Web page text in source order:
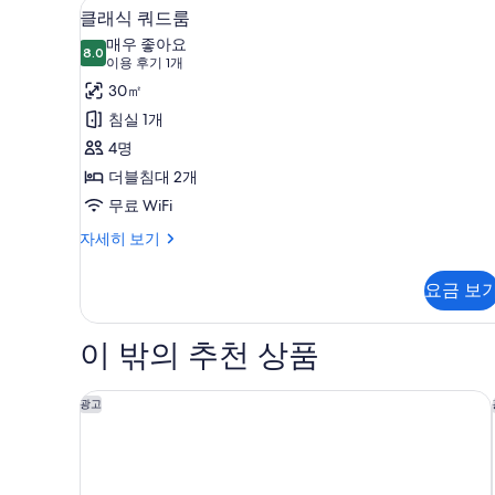
개,
창
문
없
음
사
진
모
두
룸,
블
대
개,
창
문
음
자
세
기
클
래
식
쿼
드
룸
사
진
모
기
1
클래식 쿼드룸
8.08.0점 만점 중 10점
매우 좋아요
이용 후기 1개
(이
용
후
기
개)
30㎡
침실 1개
4명
더블침대 2개
무료 WiFi
자세히 보기
클
드
자
히
보
요금 보
이 밖의 추천 상품
광고
어로프트 타이베이 베이터우